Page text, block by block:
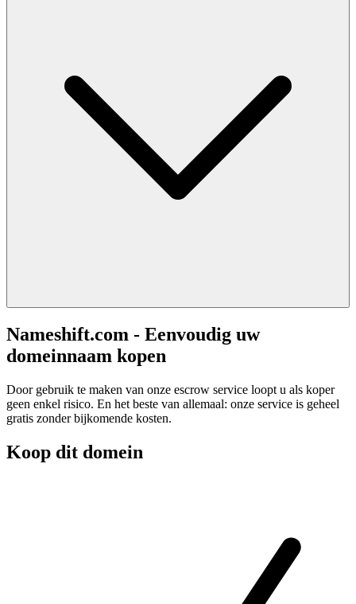
Nameshift.com - Eenvoudig uw
domeinnaam kopen
Door gebruik te maken van onze escrow service loopt u als koper
geen enkel risico. En het beste van allemaal: onze service is geheel
gratis zonder bijkomende kosten.
Koop dit domein